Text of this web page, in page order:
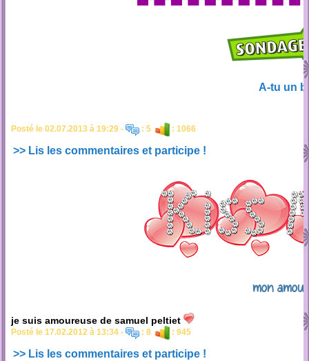
A-tu un
Posté le 02.07.2013 à 19:29 - : 5 : 1066
>> Lis les commentaires et participe !
mon
je suis amoureuse de samuel peltiet
Posté le 17.02.2012 à 13:34 - : 8 : 945
>> Lis les commentaires et participe !